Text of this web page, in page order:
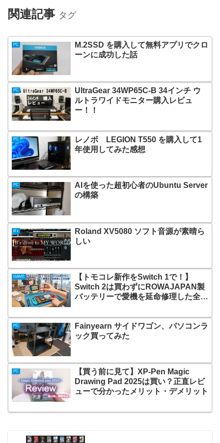
関連記事 タグ
PC
M.2SSD を購入して無料アプリでクロ
ーンに成功した話
PC
UltraGear 34WP65C-B 34インチ ウ
ルトラワイドモニター購入レビュ
ー！！
PC
レノボ LEGION T550 を購入して1
年使用してみた感想
PC
AIを使った超初心者のUbuntu Server
の構築
B'z
Roland XV5080 ソフト音源が素晴ら
しい
GAME
【トモコレ新作をSwitch 1で！】
Switch 2は買わずにROWAJAPAN製
バッテリーで愛機を延命修理した全記
PC
Fainyearn サイドワゴン、パソコンラ
ック買ってみた
PC
【買う前に見て】XP-Pen Magic
Drawing Pad 2025は買い？正直レビ
ューで分かったメリット・デメリット